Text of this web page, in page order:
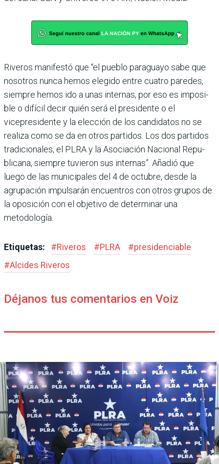
Riveros manifestó que “el pueblo paraguayo sabe que
nosotros nunca hemos ele­gido entre cuatro paredes,
siempre hemos ido a unas internas, por eso es imposi­
ble o difícil decir quién será el presidente o el
vicepresidente y la elección de los candidatos no se
realiza como se da en otros partidos. Los dos parti­dos
tradicionales, el PLRA y la Asociación Nacional Repu­
blicana, siempre tuvieron sus internas”. Añadió que
luego de las municipales del 4 de octubre, desde la
agrupación impulsarán encuentros con otros grupos de
la oposición con el objetivo de determinar una
metodología.
Etiquetas: #Riveros #PLRA #presidenciable
#Alcides Riveros
Déjanos tus comentarios en Voiz